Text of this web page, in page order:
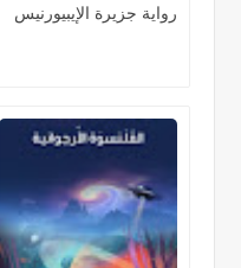
رواية جزيرة الإيبيورنيس